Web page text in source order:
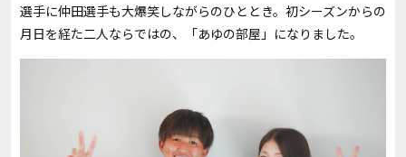
選手に仲田選手も大爆笑しながらのひととき。初シーズンからの
月日を経た二人ならではの、「あゆの部屋」になりました。